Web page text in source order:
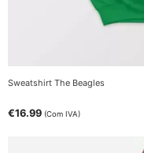
Sweatshirt The Beagles
€16.99 (Com IVA)